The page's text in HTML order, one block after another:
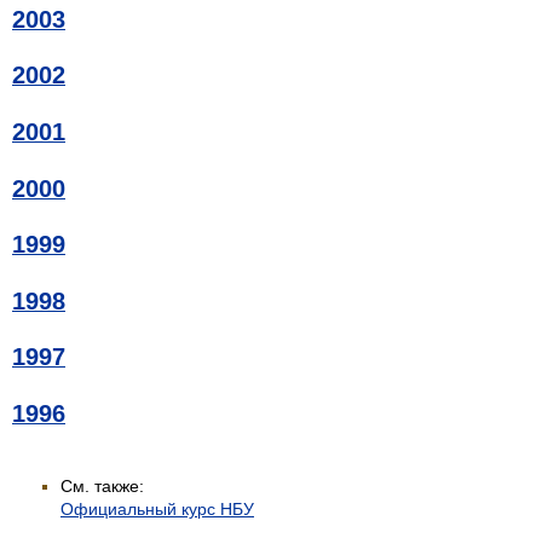
2003
2002
2001
2000
1999
1998
1997
1996
См. также:
Официальный курс НБУ